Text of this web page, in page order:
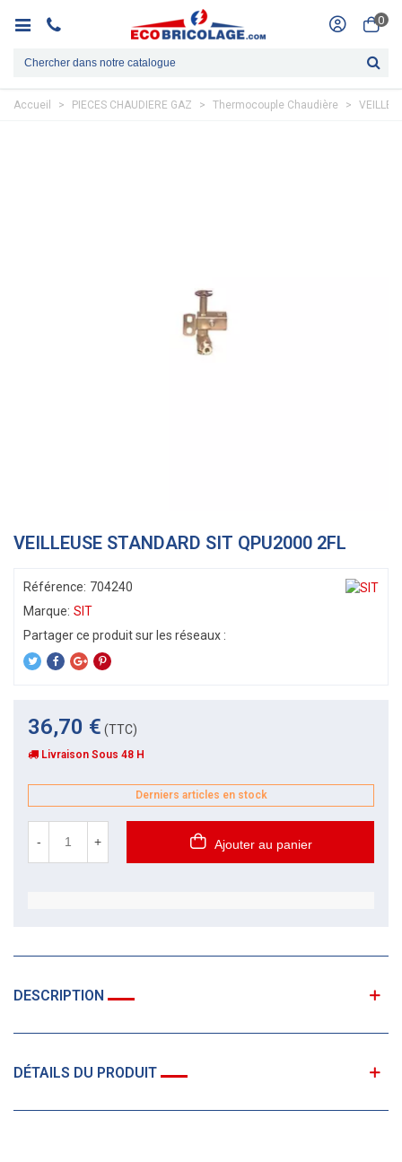
0
Accueil > PIECES CHAUDIERE GAZ > Thermocouple Chaudière >
VEILLEUSE STANDARD SIT QPU2000 2FL
Référence: 704240
Marque: SIT
36,70 € (TTC)
Livraison Sous 48 H
Derniers articles en stock
- + Ajouter au panier
DESCRIPTION
DÉTAILS DU PRODUIT